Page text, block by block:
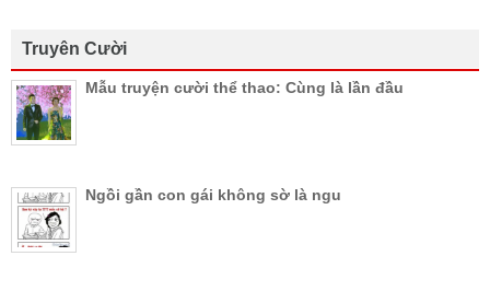
Truyên Cười
Mẫu truyện cười thể thao: Cùng là lần đầu
Ngồi gần con gái không sờ là ngu